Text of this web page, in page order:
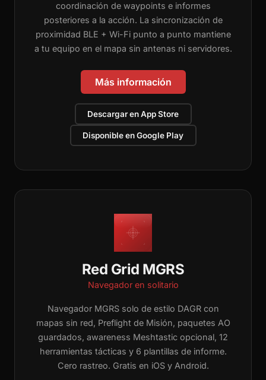
coordinación de waypoints e informes
posteriores a la acción. La sincronización de
proximidad BLE + Wi-Fi punto a punto mantiene
a tu equipo en el mapa sin antenas ni servidores.
Más información
Descargar en App Store
Disponible en Google Play
Red Grid MGRS
Navegador en solitario
Navegador MGRS solo de estilo DAGR con
mapas sin red, Preflight de Misión, paquetes AO
guardados, awareness Meshtastic opcional, 12
herramientas tácticas y 6 plantillas de informe.
Cero rastreo. Gratis en iOS y Android.